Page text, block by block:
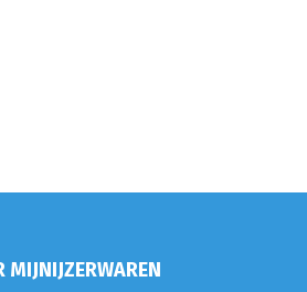
MIJNIJZERWAREN